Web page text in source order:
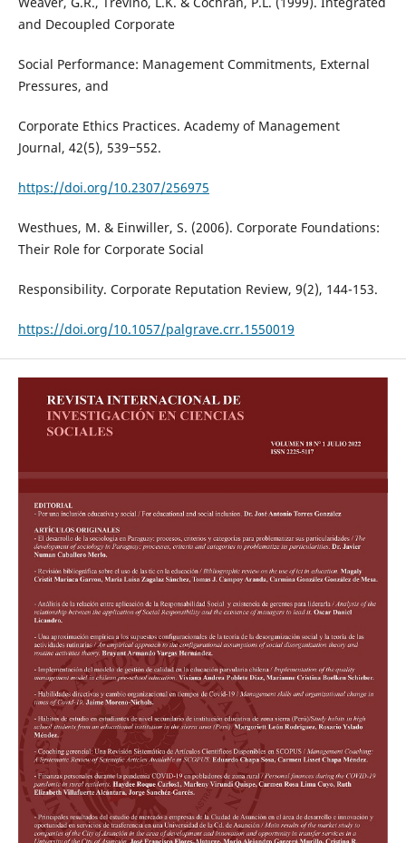
and Decoupled Corporate
Social Performance: Management Commitments, External
Pressures, and
Corporate Ethics Practices. Academy of Management
Journal, 42(5), 539‒552.
https://doi.org/10.2307/256975
Westhues, M. & Einwiller, S. (2006). Corporate Foundations:
Their Role for Corporate Social
Responsibility. Corporate Reputation Review, 9(2), 144-153.
https://doi.org/10.1057/palgrave.crr.1550019